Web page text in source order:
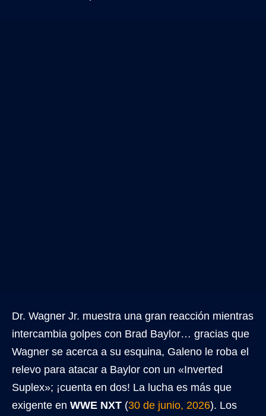
Dr. Wagner Jr. muestra una gran reacción mientras
intercambia golpes con Brad Baylor… gracias que
Wagner se acerca a su esquina, Galeno le roba el
relevo para atacar a Baylor con un «Inverted
Suplex»; ¡cuenta en dos! La lucha es más que
exigente en WWE NXT (30 de junio, 2026). Los